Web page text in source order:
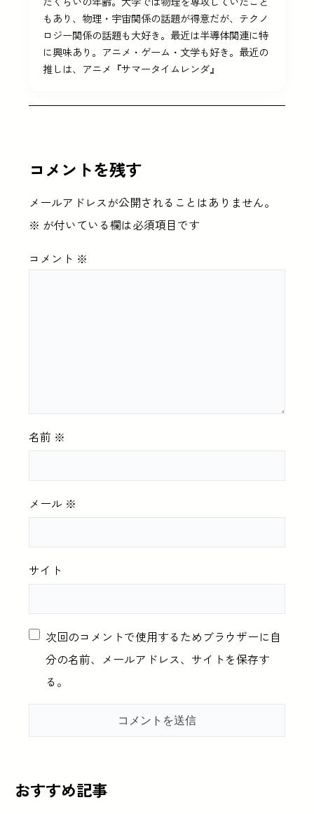
もあり、物理・宇宙関係の話題が得意だが、テクノ
ロジー関係の話題も大好き。最近は半導体関連に特
に興味あり。アニメ・ゲーム・文学も好き。最近の
推しは、アニメ『サマータイムレンダ』
コメントを残す
メールアドレスが公開されることはありません。
※ が付いている欄は必須項目です
コメント ※
名前 ※
メール ※
サイト
次回のコメントで使用するためブラウザーに自
分の名前、メールアドレス、サイトを保存す
る。
おすすめ記事